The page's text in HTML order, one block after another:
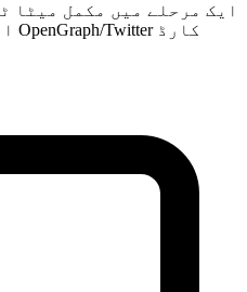
ایک مرحلے میں مکمل میٹا